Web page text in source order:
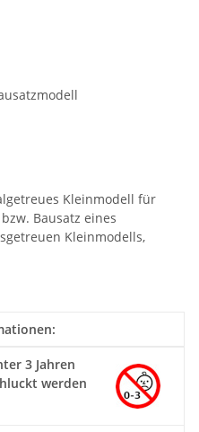
Kleinmodell für
Bausatz eines
Kleinmodells,
3 Jahren
werden